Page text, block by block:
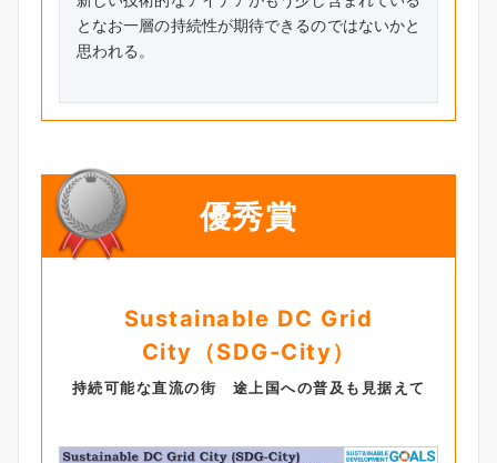
となお一層の持続性が期待できるのではないかと
思われる。
優秀賞
Sustainable DC Grid
City（SDG-City）
持続可能な直流の街 途上国への普及も見据えて